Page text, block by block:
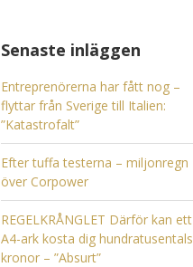
Senaste inläggen
Entreprenörerna har fått nog –
flyttar från Sverige till Italien:
”Katastrofalt”
Efter tuffa testerna – miljonregn
över Corpower
REGELKRÅNGLET Därför kan ett
A4-ark kosta dig hundratusentals
kronor – ”Absurt”